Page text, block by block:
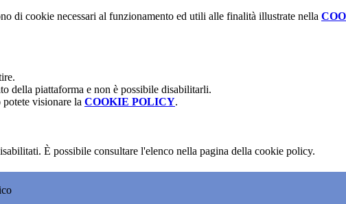
di cookie necessari al funzionamento ed utili alle finalità illustrate nella
della piattaforma e non è possibile disabilitarli.
visionare la COOKIE POLICY.
È possibile consultare l'elenco nella pagina della cookie policy.